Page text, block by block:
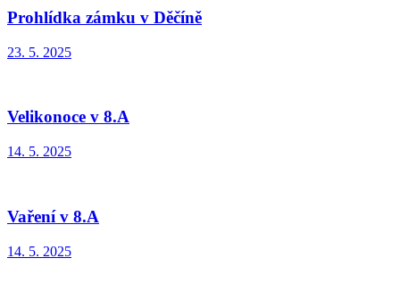
Prohlídka zámku v Děčíně
23. 5. 2025
Velikonoce v 8.A
14. 5. 2025
Vaření v 8.A
14. 5. 2025